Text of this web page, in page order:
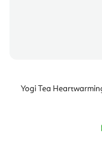
Yogi Tea